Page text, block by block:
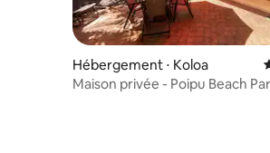
Hébergement ⋅ Koloa
Maison privée - Poipu Beach